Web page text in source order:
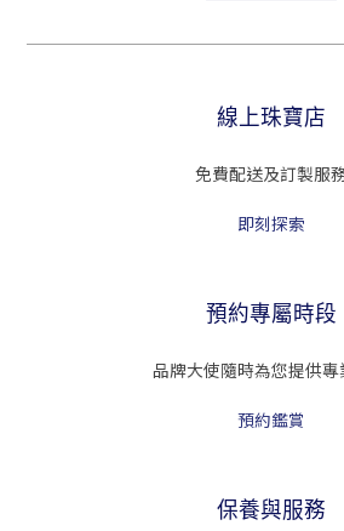
線上珠寶店
免費配送及訂製服
即刻探索
預約專屬時段
品牌大使隨時為您提供
預約鑑賞
保養與服務